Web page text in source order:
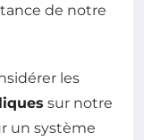
de notre
les
sur notre
un système